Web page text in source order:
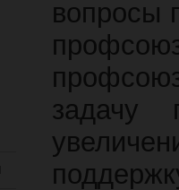
вопросы
задачу